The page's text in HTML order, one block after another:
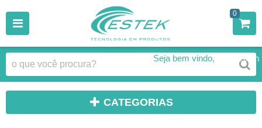
0
Seja bem vindo, Faça Login
CATEGORIAS